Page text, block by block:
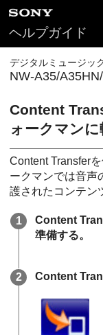
ヘルプガイド
デジタルミュージッ
NW-A35/
Content
ォークマンに
Content Transfer
ークマンでは音声
護されたコンテン
Content
準備する。
Content